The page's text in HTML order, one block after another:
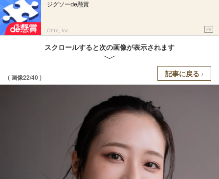
ジグソーde懸賞
Ohte, Inc. PR
スクロールすると次の画像が表示されます
( 画像22/40 ) 記事に戻る